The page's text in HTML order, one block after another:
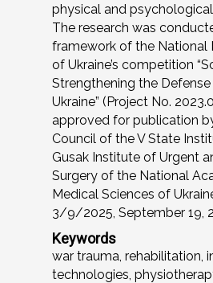
physical and
The research was
framework of the National
of Ukraine’s competition
Strengthening the
Ukraine” (Project No.
approved for publication
Council of the V State
Gusak Institute of Urgent
Surgery of the National
Medical Sciences of
3/9/2025, September 19,
Keywords
war trauma, rehabilitation,
technologies,